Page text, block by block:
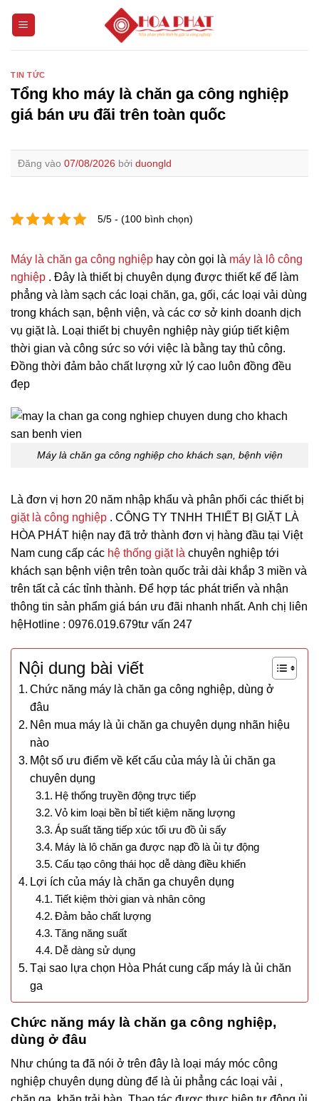
TIN TỨC
Tổng kho máy là chăn ga công nghiệp
giá bán ưu đãi trên toàn quốc
Đăng vào 07/08/2026 bởi duongld
5/5 - (100 bình chọn)
Máy là chăn ga công nghiệp hay còn gọi là máy là lô công
nghiệp . Đây là thiết bị chuyên dụng được thiết kế để làm
phẳng và làm sạch các loại chăn, ga, gối, các loại vải dùng
trong khách sạn, bệnh viện, và các cơ sở kinh doanh dịch
vụ giặt là. Loại thiết bị chuyên nghiệp này giúp tiết kiệm
thời gian và công sức so với việc là bằng tay thủ công.
Đồng thời đảm bảo chất lượng xử lý cao luôn đồng đều
đẹp
Máy là chăn ga công nghiệp cho khách sạn, bệnh viện
Là đơn vị hơn 20 năm nhập khẩu và phân phối các thiết bị
giặt là công nghiệp . CÔNG TY TNHH THIẾT BỊ GIẶT LÀ
HÒA PHÁT hiện nay đã trở thành đơn vị hàng đầu tại Việt
Nam cung cấp các hệ thống giặt là chuyên nghiệp tới
khách sạn bệnh viện trên toàn quốc trải dài khắp 3 miền và
trên tất cả các tỉnh thành. Để hợp tác phát triển và nhận
thông tin sản phẩm giá bán ưu đãi nhanh nhất. Anh chị liên
hệHotline : 0976.019.679tư vấn 247
Nội dung bài viết
Chức năng máy là chăn ga công nghiệp, dùng ở
đâu
Nên mua máy là ủi chăn ga chuyên dụng nhãn hiệu
nào
Một số ưu điểm về kết cấu của máy là ủi chăn ga
chuyên dụng
Hệ thống truyền động trực tiếp
Vỏ kim loại bền bỉ tiết kiệm năng lượng
Áp suất tăng tiếp xúc tối ưu đồ ủi sấy
Máy là lô chăn ga được nạp đồ là ủi tự động
Cấu tạo công thái học dễ dàng điều khiển
Lợi ích của máy là chăn ga chuyên dụng
Tiết kiệm thời gian và nhân công
Đảm bảo chất lượng
Tăng năng suất
Dễ dàng sử dụng
Tại sao lựa chọn Hòa Phát cung cấp máy là ủi chăn
ga
Chức năng máy là chăn ga công nghiệp,
dùng ở đâu
Như chúng ta đã nói ở trên đây là loại máy móc công
nghiệp chuyên dụng dùng để là ủi phẳng các loại vải ,